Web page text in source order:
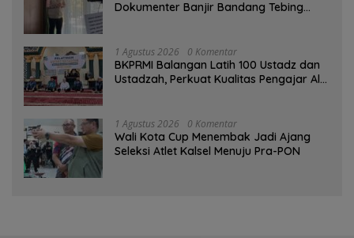
Dokumenter Banjir Bandang Tebing
1 Agustus 2026 0 Komentar
BKPRMI Balangan Latih 100 Ustadz dan
Ustadzah, Perkuat Kualitas Pengajar Al-
1 Agustus 2026 0 Komentar
Wali Kota Cup Menembak Jadi Ajang
Seleksi Atlet Kalsel Menuju Pra-PON